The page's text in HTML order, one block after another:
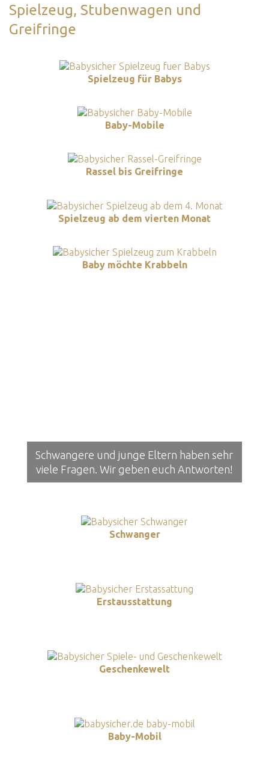
Spielzeug, Stubenwagen und
Greifringe
Spielzeug für Babys
Baby-Mobile
Rassel bis Greifringe
Spielzeug ab dem vierten Monat
Baby möchte Krabbeln
Schwangere und junge Eltern haben sehr
viele Fragen. Wir geben euch Antworten!
Schwanger
Erstausstattung
Geschenkewelt
Baby-Mobil